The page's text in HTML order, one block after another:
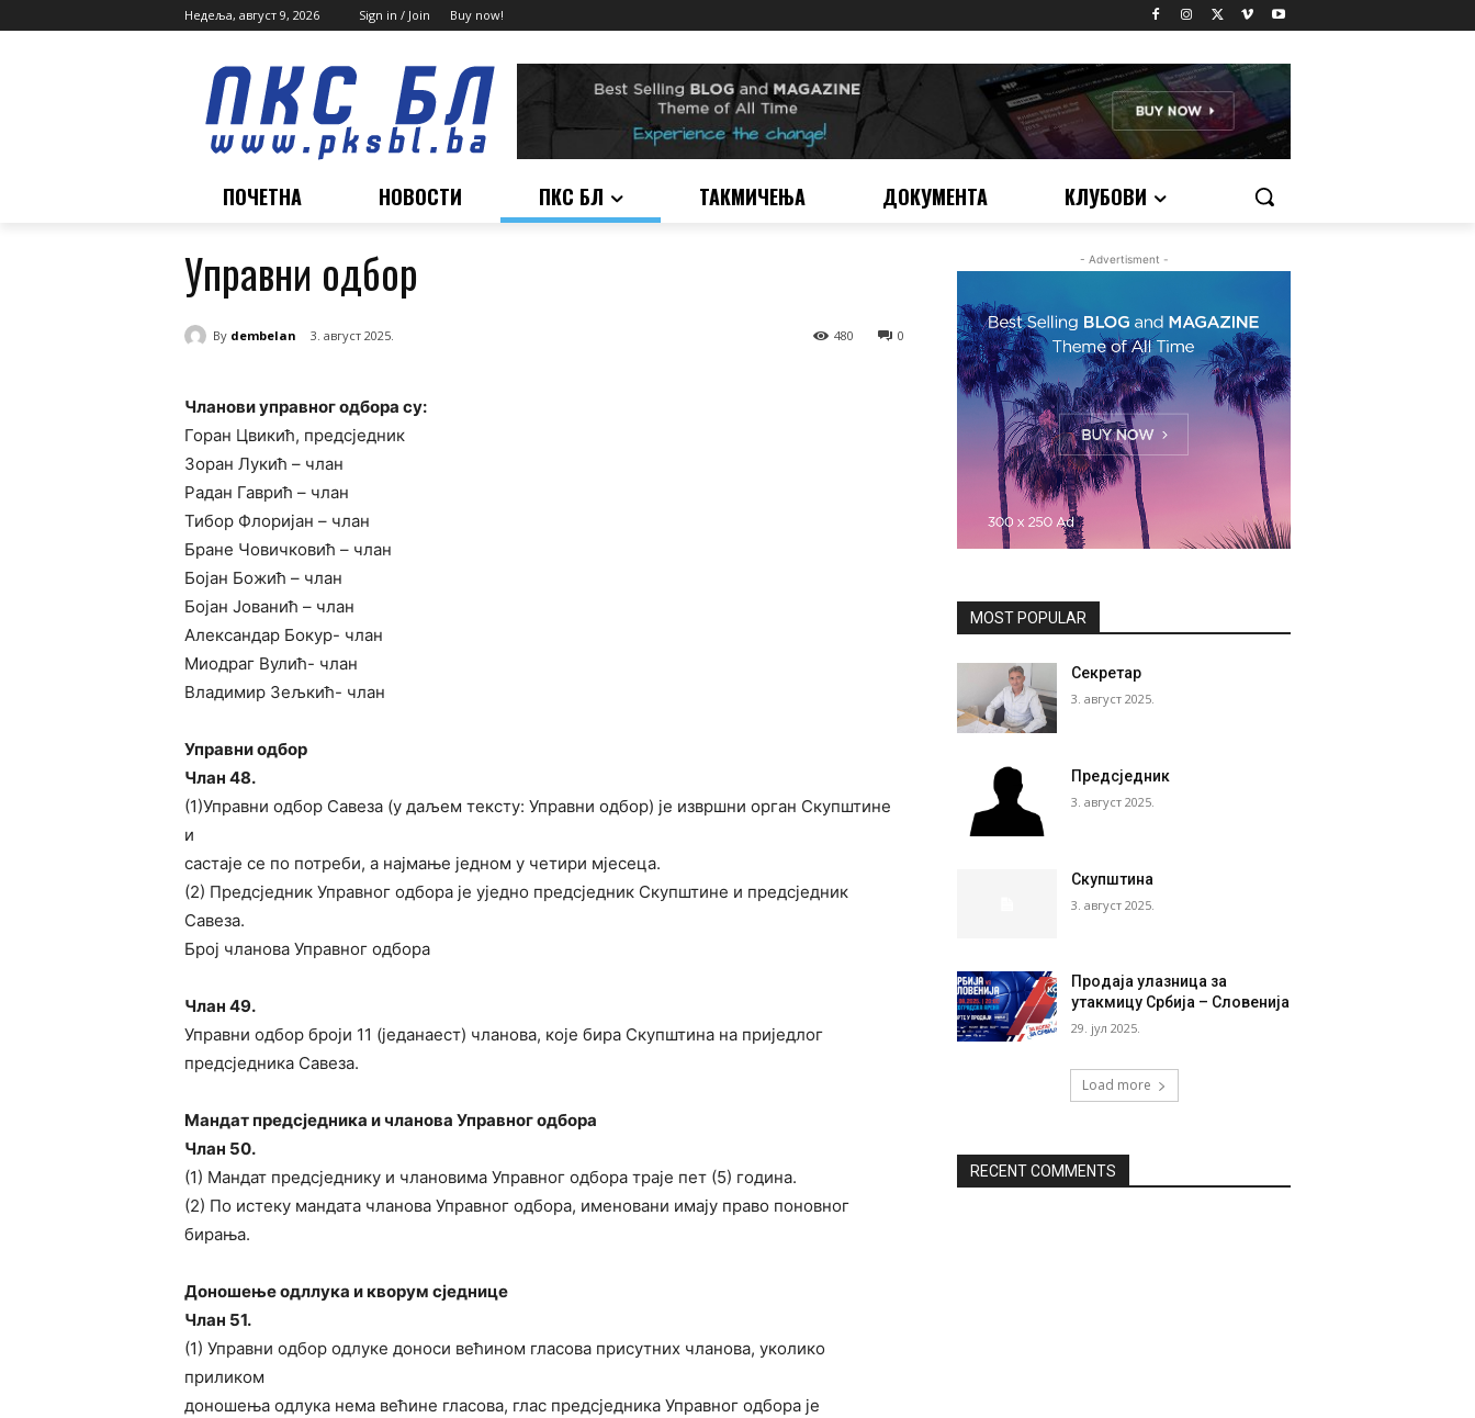
Недеља, август 9, 2026 Sign in / Join Buy now!
ПОЧЕТНА НОВОСТИ ПКС БЛ ТАКМИЧЕЊА ДОКУМЕНТА КЛУБОВИ
Управни одбор
By dembelan 3. август 2025. 0
480
Чланови управног одбора су:
Горан Цвикић, предсједник
Зоран Лукић – члан
Радан Гаврић – члан
Тибор Флоријан – члан
Бране Човичковић – члан
Бојан Божић – члан
Бојан Јованић – члан
Александар Бокур- члан
Миодраг Вулић- члан
Владимир Зељкић- члан
Управни одбор
Члан 48.
(1)Управни одбор Савеза (у даљем тексту: Управни одбор) је извршни орган Скупштине
и
састаје се по потреби, а најмање једном у четири мјесеца.
(2) Предсједник Управног одбора је уједно предсједник Скупштине и предсједник
Савеза.
Број чланова Управног одбора
Члан 49.
Управни одбор броји 11 (једанаест) чланова, које бира Скупштина на приједлог
предсједника Савеза.
Мандат предсједника и чланова Управног одбора
Члан 50.
(1) Мандат предсједнику и члановима Управног одбора траје пет (5) година.
(2) По истеку мандата чланова Управног одбора, именовани имају право поновног
бирања.
Доношење одллука и кворум сједнице
Члан 51.
(1) Управни одбор одлуке доноси већином гласова присутних чланова, уколико
приликом
доношења одлука нема већине гласова, глас предсједника Управног одбора је
- Advertisment -
MOST POPULAR
Секретар
3. август 2025.
Предсједник
3. август 2025.
Скупштина
3. август 2025.
Продаја улазница за
утакмицу Србија – Словенија
29. јул 2025.
Load more
RECENT COMMENTS